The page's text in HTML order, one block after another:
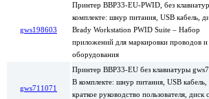
gws198603
Принтер BBP33-EU-PWID, без
комплекте: шнур питания, USB кабель,
Brady Workstation PWID Suite – Набор
приложений для маркировки проводов и
оборудования
gws711071
Принтер BBP33-EU без клавиатуры
В комплекте: шнур питания, USB кабель,
краткое руководство пользователя, диск с